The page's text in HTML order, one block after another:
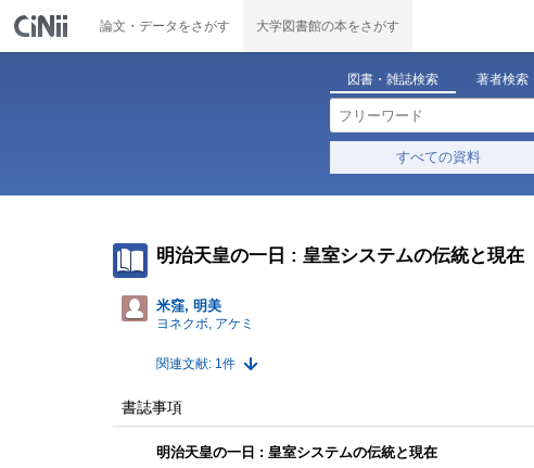
論文・データをさがす 大学図書館の本をさがす
図書・雑誌検索 著者検索
すべての資料
明治天皇の一日 : 皇室システムの伝統と現在
米窪, 明美
ヨネクボ, アケミ
関連文献: 1件
書誌事項
明治天皇の一日 : 皇室システムの伝統と現在